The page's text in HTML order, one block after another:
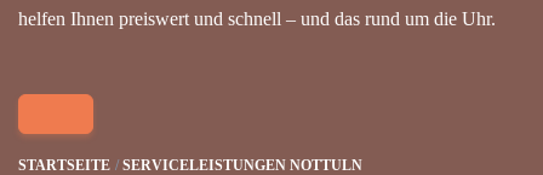
helfen Ihnen preiswert und schnell – und das rund um die Uhr.
STARTSEITE
SERVICELEISTUNGEN NOTTULN